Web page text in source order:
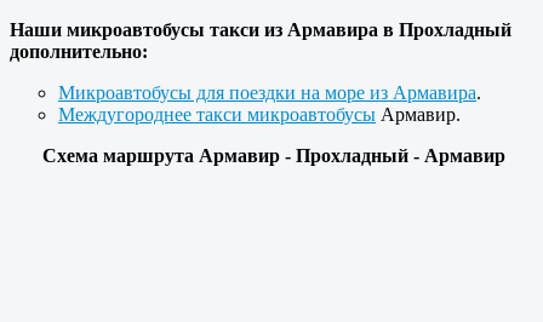
Наши микроавтобусы такси из Армавира в Прохладный
дополнительно:
Микроавтобусы для поездки на море из Армавира.
Междугороднее такси микроавтобусы Армавир.
Схема маршрута Армавир - Прохладный - Армавир